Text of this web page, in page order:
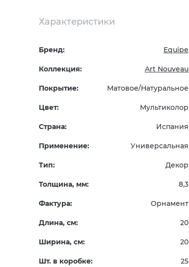
Характеристики
Бренд: Equipe
Коллекция: Art Nouveau
Покрытие: Матовое/Натуральное
Цвет: Мультиколор
Страна: Испания
Применение: Универсальная
Тип: Декор
Толщина, мм: 8,3
Фактура: Орнамент
Длина, см: 20
Ширина, см: 20
Шт. в коробке: 25